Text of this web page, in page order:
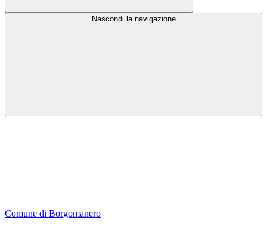
Nascondi la navigazione
Comune di Borgomanero